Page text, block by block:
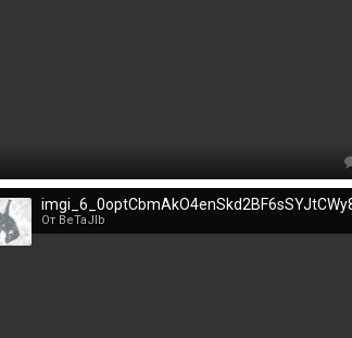
От BeTaJIb